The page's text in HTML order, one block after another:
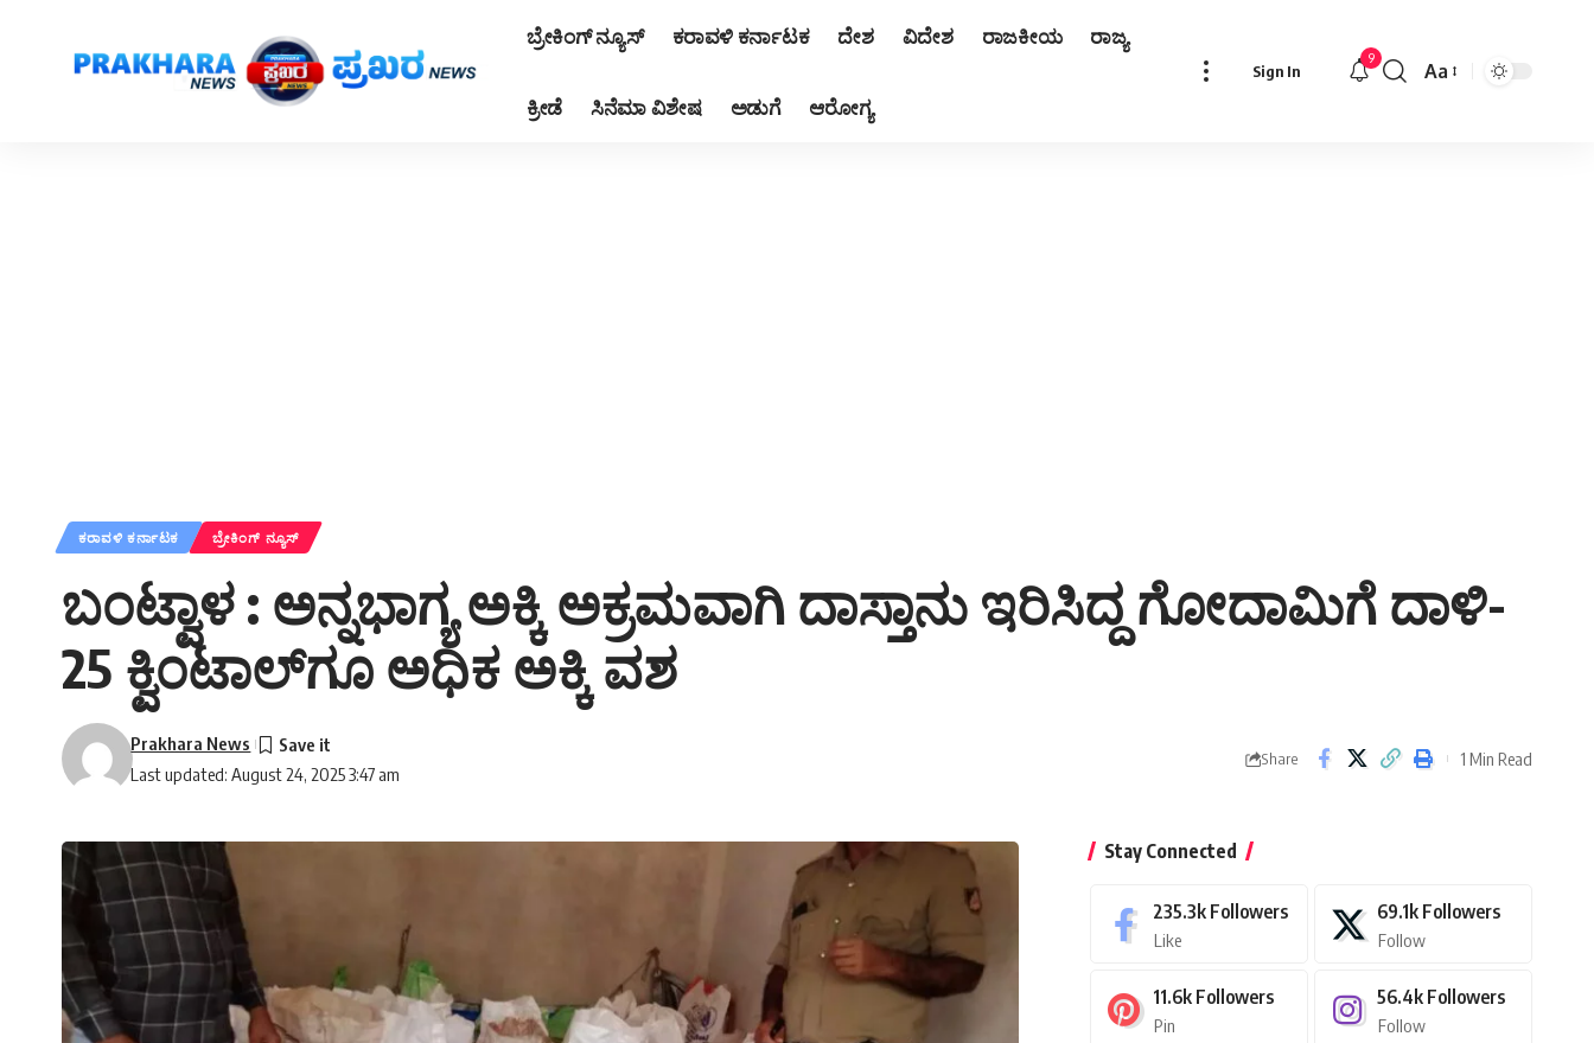
ಬ್ರೇಕಿಂಗ್ ನ್ಯೂಸ್ ಕರಾವಳಿ ಕರ್ನಾಟಕ ದೇಶ ವಿದೇಶ ರಾಜಕೀಯ ರಾಜ್ಯ
ಕ್ರೀಡೆ ಸಿನೆಮಾ ವಿಶೇಷ ಅಡುಗೆ ಆರೋಗ್ಯ
Sign In
9
Font
Aa
ಕರಾವಳಿ ಕರ್ನಾಟಕ ಬ್ರೇಕಿಂಗ್ ನ್ಯೂಸ್
ಬಂಟ್ವಾಳ : ಅನ್ನಭಾಗ್ಯ ಅಕ್ಕಿ ಅಕ್ರಮವಾಗಿ ದಾಸ್ತಾನು ಇರಿಸಿದ್ದ ಗೋದಾಮಿಗೆ ದಾಳಿ-
25 ಕ್ವಿಂಟಾಲ್‌ಗೂ ಅಧಿಕ ಅಕ್ಕಿ ವಶ
Last updated: August 24, 2025 3:47 am
Prakhara News
Share 1 Min Read
Stay Connected
235.3k Followers
Like
69.1k Followers
Follow
11.6k Followers
Pin
56.4k Followers
Follow